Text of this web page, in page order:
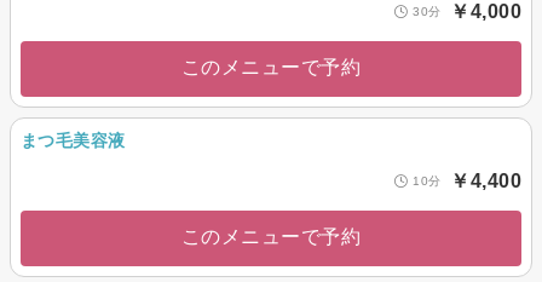
30分 ￥4,000
このメニューで予約
まつ毛美容液
10分 ￥4,400
このメニューで予約